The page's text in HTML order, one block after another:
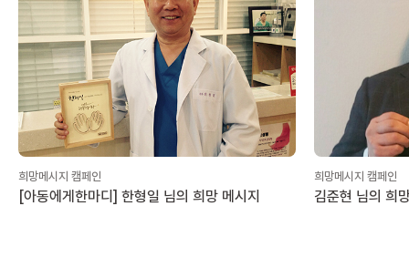
희망메시지 캠페인
[아동에게한마디] 한형일 님의 희망 메시지
희망메시지 캠페인
김준현 님의 희